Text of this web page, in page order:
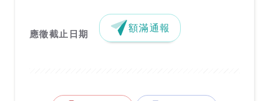
應徵截止日期 額滿通報